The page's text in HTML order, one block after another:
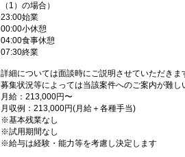
（1）の場合）
23:00始業
00:00小休憩
04:00食事休憩
07:30終業
詳細については面談時にご説明させていただきま
募集状況等によっては当該案件へのご案内が難し
月給：213,000円〜
月収例：213,000円(月給＋各種手当)
※基本残業なし
※試用期間なし
※給与は経験・能力等を考慮し決定します